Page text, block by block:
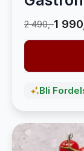
2 490,-1
Bli